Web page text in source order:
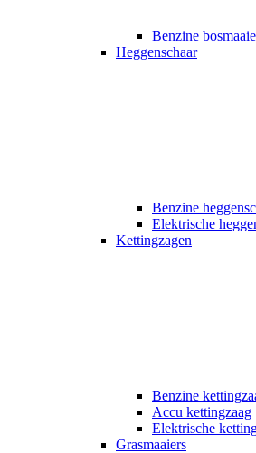
Benzine
Heggenschaar
Benzine
Elektrische
Kettingzagen
Benzine
Accu kettingzaag
Elektrische
Grasmaaiers